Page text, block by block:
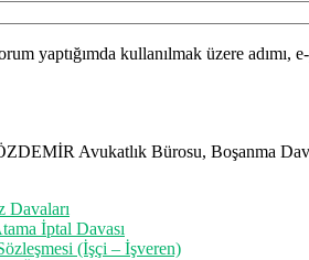
yaptığımda kullanılmak üzere adımı,
Avukatlık Bürosu, Boşanma
Davaları
İptal Davası
(İşçi – İşveren)